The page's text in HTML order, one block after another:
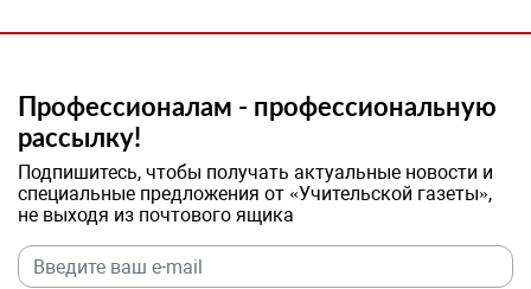
Профессионалам - профессиональную
рассылку!
Подпишитесь, чтобы получать актуальные новости и
специальные предложения от «Учительской газеты»,
не выходя из почтового ящика